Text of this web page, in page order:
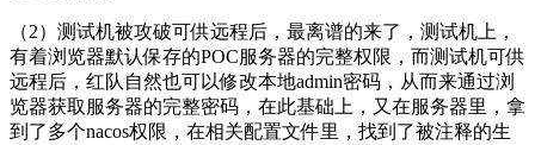
（2）测试机被攻破可供远程后，最离谱的来了，测试机上，
有着浏览器默认保存的POC服务器的完整权限，而测试机可供
远程后，红队自然也可以修改本地admin密码，从而来通过浏
览器获取服务器的完整密码，在此基础上，又在服务器里，拿
到了多个nacos权限，在相关配置文件里，找到了被注释的生